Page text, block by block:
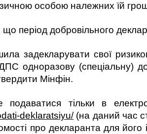
особою належних їй
що період добровільного
задекларувати свої
одноразову (спеціальну)
Мінфін.
подаватися тільки в
deklaratsiyu/(на даний час
про декларанта для його